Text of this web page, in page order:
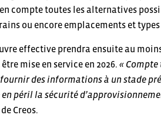
compte toutes les alternatives
ou encore emplacements et
effective prendra ensuite au
mise en service en 2026. «
des informations à un stade
en péril la sécurité
Creos.